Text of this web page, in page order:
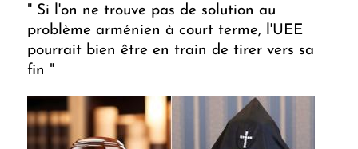
" Si l'on ne trouve pas de solution au
problème arménien à court terme, l'UEE
pourrait bien être en train de tirer vers sa
fin "